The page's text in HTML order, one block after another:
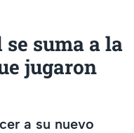
suma a la
jugaron
a su nuevo